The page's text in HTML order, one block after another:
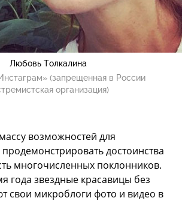
Любовь Толкалина
(запрещенная в России
организация)
возможностей для
достоинства
многочисленных поклонников.
года звездные красавицы без
свои микроблоги фото и видео в